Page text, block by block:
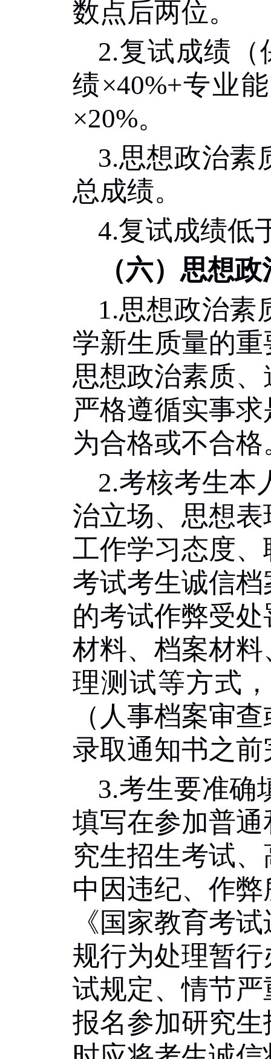
数点后两位。
2.复试成绩（
绩×40%+专业
×20%。
3.思想政治素
总成绩。
4.复试成绩低
（六）思想
1.思想政治素
学新生质量的
思想政治素质
严格遵循实事
为合格或不合格
2.考核考生本
治立场、思想
工作学习态度
考试考生诚信
的考试作弊受
材料、档案材
理测试等方式
（人事档案审
录取通知书之
3.考生要准确
填写在参加普
究生招生考试
中因违纪、作
《国家教育考
规行为处理暂
试规定、情节
报名参加研究